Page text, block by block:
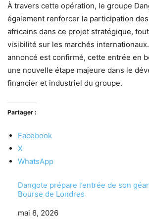
À travers cette opération, le groupe
également renforcer la participation
africains dans ce projet stratégique,
visibilité sur les marchés
annoncé est confirmé, cette entrée en
une nouvelle étape majeure dans le
financier et industriel du groupe.
Partager :
Facebook
X
WhatsApp
Dangote prépare l’entrée de son
Bourse de Londres
Date
mai 8, 2026